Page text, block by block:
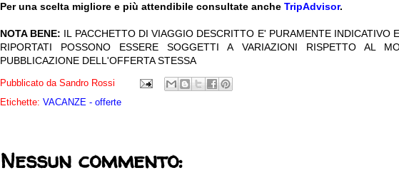
Per una scelta migliore e più attendibile consultate anche TripAdvisor.
NOTA BENE: IL PACCHETTO DI VIAGGIO DESCRITTO E' PURAMENTE INDICATIVO
RIPORTATI POSSONO ESSERE SOGGETTI A VARIAZIONI RISPETTO AL
PUBBLICAZIONE DELL'OFFERTA STESSA
Pubblicato da Sandro Rossi
Etichette: VACANZE - offerte
Nessun commento: